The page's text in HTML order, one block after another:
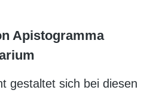
Apistogramma
gestaltet sich bei diesen